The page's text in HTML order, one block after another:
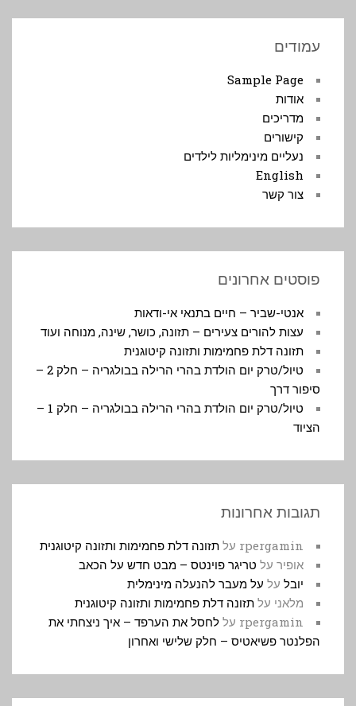
עמודים
Sample Page
אודות
מדריכים
קישורים
נעליים מינימליות לילדים
English
צור קשר
פוסטים אחרונים
אנטי-שביר – חיים בתנאי אי-ודאות
עצות להורים צעירים – תזונה, כושר, שינה, מנוחה ועוד
תזונה דלת פחמימות ותזונה קיטוגנית
טיול/טרק יום הולדת בהרי הרילה בבולגריה – חלק 2 –
סיפור דרך
טיול/טרק יום הולדת בהרי הרילה בבולגריה – חלק 1 –
הציוד
תגובות אחרונות
rpergamin על תזונה דלת פחמימות ותזונה קיטוגנית
אופיר על טריגר פוינטס – מבט חדש על הכאב
יובל על על מעבר להנעלה מינימלית
מלאני על תזונה דלת פחמימות ותזונה קיטוגנית
rpergamin על לחסל את הערפד – איך ניצחתי את
הפלנטר פשיאטיס – חלק שלישי ואחרון